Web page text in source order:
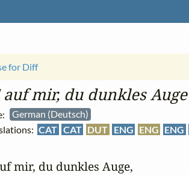
auf mir, du dunkles Auge
German (Deutsch)
CAT CAT DUT ENG ENG ENG
for Diff
mir, du dunkles Auge,